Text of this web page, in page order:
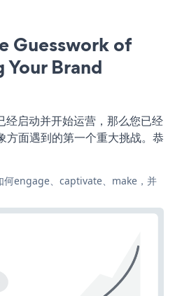
Guesswork of
Your Brand
启动并开始运营，那么您已经
方面遇到的第一个重大挑战。恭
engage、captivate、make，并